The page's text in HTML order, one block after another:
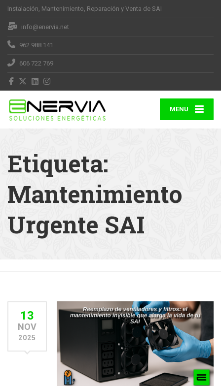
Instalación, Mantenimiento, Reparación y Venta de SAI
info@enervia.net
962 988 141
606 722 769
MENU
Etiqueta:
Mantenimiento
Urgente SAI
13
NOV
2025